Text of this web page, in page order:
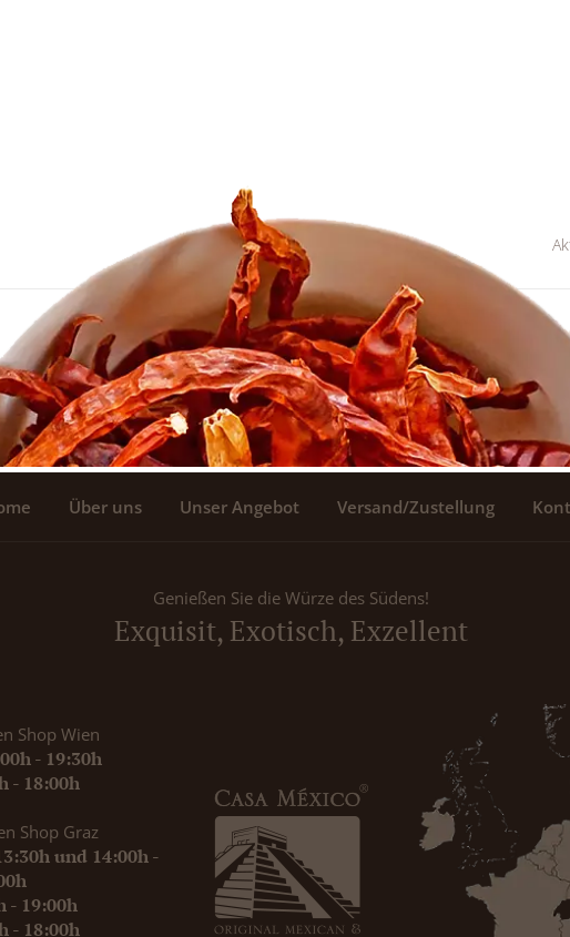
Über uns Unser Angebot Versand/Zustellung
Genießen Sie die Würze des Südens!
Exquisit, Exotisch, Exzellent
Shop Wien
- 19:30h
- 18:00h
Shop Graz
und 14:00h -
- 19:00h
- 18:00h